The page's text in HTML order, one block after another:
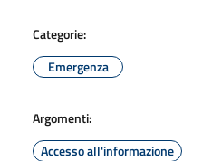
Categorie:
Emergenza
Argomenti:
Accesso all'informazione